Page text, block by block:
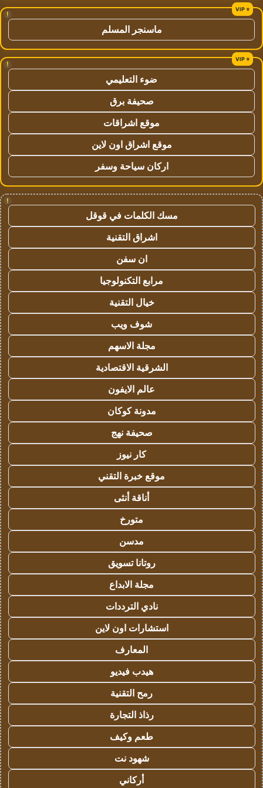
!
ماسنجر المسلم
!
ضوء التعليمي
صحيفة برق
موقع اشراقات
موقع اشراق اون لاين
اركان سياحة وسفر
!
مسك الكلمات في قوقل
اشراق التقنية
ان سفن
مرابع التكنولوجيا
خيال التقنية
شوف ويب
مجلة الاسهم
الشرقية الاقتصادية
عالم الايفون
مدونة كوكان
صحيفة نهج
كار نيوز
موقع خبرة التقني
أناقة أنثى
متورخ
مدسن
روتانا تسويق
مجلة الابداع
نادي الترددات
استشارات اون لاين
المعارف
هيدب فيديو
رمح التقنية
رذاذ التجارة
طعم وكيف
شهود نت
أركاني